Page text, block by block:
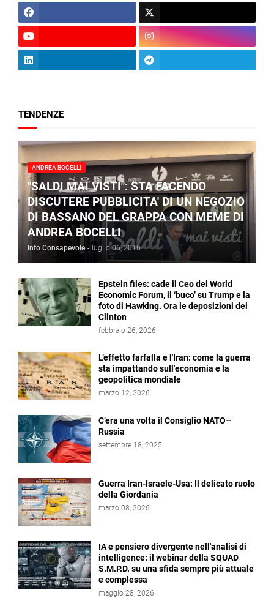
TENDENZE
ANDREA BOCELLI
"SALDI MAI VISTI": STA FACENDO
DISCUTERE PUBBLICITA' DI UN NEGOZIO
DI BASSANO DEL GRAPPA CON MEME DI
ANDREA BOCELLI
Info Consapevole - luglio 06, 2016
Epstein files: cade il Ceo del World
Economic Forum, il ‘buco’ su Trump e la
foto di Hawking. Ora le deposizioni dei
Clinton
febbraio 26, 2026
L’effetto farfalla e l'Iran: come la guerra
sta impattando sull'economia e la
geopolitica mondiale
marzo 12, 2026
C’era una volta il Consiglio NATO–
Russia
settembre 18, 2025
Guerra Iran-Israele-Usa: Il delicato ruolo
della Giordania
marzo 08, 2026
IA e pensiero divergente nell'analisi di
intelligence: il webinar della SQUAD
S.M.P.D. su una sfida sempre più attuale
e complessa
maggio 28, 2026